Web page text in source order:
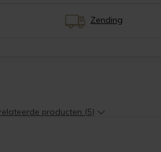
Zending
producten (5)